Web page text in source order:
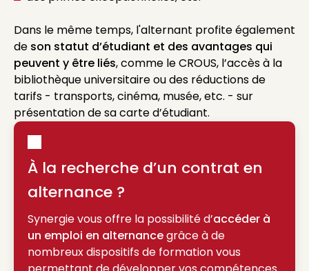
Dans le même temps, l'alternant profite également
de son statut d’étudiant et des avantages qui
peuvent y être liés, comme le CROUS, l’accès à la
bibliothèque universitaire ou des réductions de
tarifs - transports, cinéma, musée, etc. - sur
présentation de sa carte d’étudiant.
À la recherche d’un contrat en
alternance ?
Synergie vous offre la possibilité d’accéder à
un emploi en alternancegrâce à de
nombreux dispositifs de formation vous